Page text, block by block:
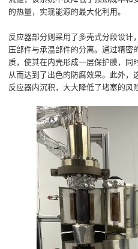
的热量，实现能源的最大化利用。
反应器部分则采用了多壳式分段设计
压部件与承温部件的分离。通过精密
质，使其在内壳形成一层保护膜，同
从而达到了出色的防腐效果。此外，
反应器内沉积，大大降低了堵塞的风